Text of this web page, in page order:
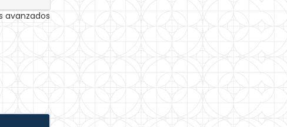
avanzados